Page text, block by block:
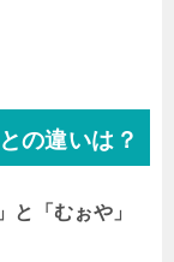
の違いは？
と「むぉや」